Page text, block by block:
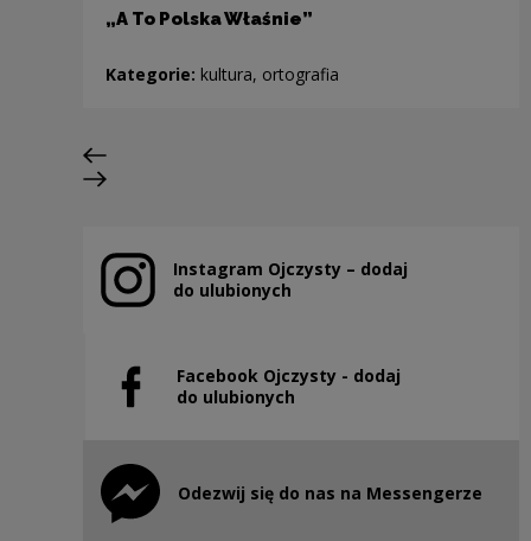
„A To Polska Właśnie”
Kategorie: kultura, ortografia
Poprzedni slajd
Następny slajd
Instagram Ojczysty – dodaj
do ulubionych
Uwaga, link zostanie otwarty w nowym oknie
Facebook Ojczysty - dodaj
do ulubionych
Uwaga, link zostanie otwarty w nowym oknie
Odezwij się do nas na Messengerze
Uwaga, link zostanie otwarty w nowym oknie